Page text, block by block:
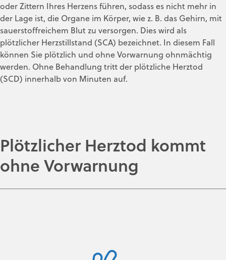
oder Zittern Ihres Herzens führen, sodass es nicht mehr in
der Lage ist, die Organe im Körper, wie z. B. das Gehirn, mit
sauerstoffreichem Blut zu versorgen. Dies wird als
plötzlicher Herzstillstand (SCA) bezeichnet. In diesem Fall
können Sie plötzlich und ohne Vorwarnung ohnmächtig
werden. Ohne Behandlung tritt der plötzliche Herztod
(SCD) innerhalb von Minuten auf.
Plötzlicher Herztod kommt
ohne Vorwarnung